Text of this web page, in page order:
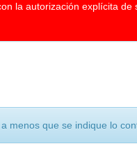
la autorización explícita
menos que se indique lo